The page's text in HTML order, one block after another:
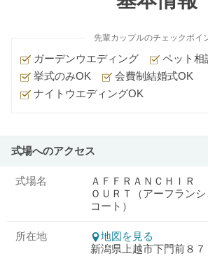
先輩カップルのチェックポイ
ガーデンウエディング
ペット相
挙式のみOK
会費制結婚式OK
ナイトウエディングOK
式場へのアクセス
式場名
ＡＦＦＲＡＮＣＨＩＲ
ＯＵＲＴ（アーフラン
コート）
所在地
地図を見る
新潟県上越市下門前８７